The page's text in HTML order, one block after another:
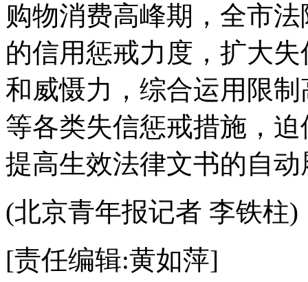
购物消费高峰期，全市
的信用惩戒力度，扩大
和威慑力，综合运用限
等各类失信惩戒措施，
提高生效法律文书的自
(北京青年报记者 李铁柱)
[责任编辑:黄如萍]